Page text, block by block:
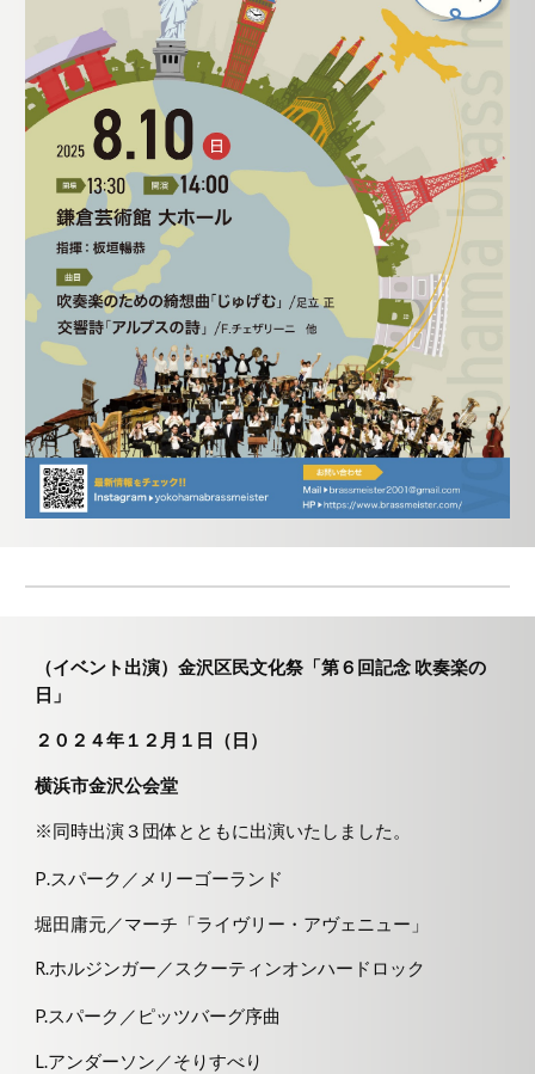
（イベント出演）金沢区民文化祭「第６ 回記念 吹奏楽の
日」
２０２ ４年１ ２ 月 １ 日（日）
横浜市金沢公会堂
※同時出演３団体とともに出演いたしました。
P.スパーク ／ メリーゴーランド
堀田庸元／マーチ「ライヴリー・アヴェニュー」
R.ホルジンガー／スクーティンオンハードロック
P.スパーク ／ ピッツバーグ序曲
L.アンダーソン ／そりすべり